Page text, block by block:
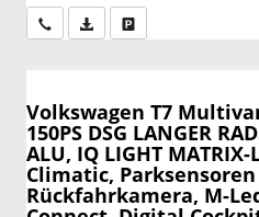
Wir rufen Sie an
PDF-Datei,
Volkswagen T7
150PS DSG LANGER
ALU, IQ LIGHT
Climatic,
Rückfahrkamera, M-